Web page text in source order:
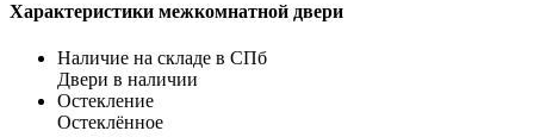
Характеристики межкомнатной двери
Наличие на складе в СПб
Двери в наличии
Остекление
Остеклённое